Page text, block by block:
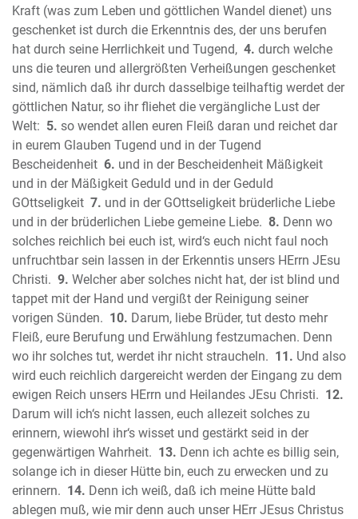
Das Buch Ester
Das Buch Hiob (Ijob)
Der Psalter
Die Sprüche Salomos (Sprichwörter)
Der Prediger Salomo (Kohelet)
Das Hohelied Salomos
Der Prophet Jesaja
Der Prophet Jeremia
Die Klagelieder Jeremias
Der Prophet Hesekiel (Ezechiel)
Der Prophet Daniel
Der Prophet Hosea
Der Prophet Joel
Der Prophet Amos
Der Prophet Obadja
Der Prophet Jona
Der Prophet Micha
Der Prophet Nahum
Der Prophet Habakuk
Der Prophet Zephanja
Der Prophet Haggai
Der Prophet Sacharja
Der Prophet Maleachi
Neues Testament
Kraft (was zum Leben und göttlichen Wandel dienet) uns
geschenket ist durch die Erkenntnis des, der uns berufen
hat durch seine Herrlichkeit und Tugend, 4. durch welche
uns die teuren und allergrößten Verheißungen geschenket
sind, nämlich daß ihr durch dasselbige teilhaftig werdet der
göttlichen Natur, so ihr fliehet die vergängliche Lust der
Welt: 5. so wendet allen euren Fleiß daran und reichet dar
in eurem Glauben Tugend und in der Tugend
Bescheidenheit 6. und in der Bescheidenheit Mäßigkeit
und in der Mäßigkeit Geduld und in der Geduld
GOttseligkeit 7. und in der GOttseligkeit brüderliche Liebe
und in der brüderlichen Liebe gemeine Liebe. 8. Denn wo
solches reichlich bei euch ist, wird‘s euch nicht faul noch
unfruchtbar sein lassen in der Erkenntis unsers HErrn JEsu
Christi. 9. Welcher aber solches nicht hat, der ist blind und
tappet mit der Hand und vergißt der Reinigung seiner
vorigen Sünden. 10. Darum, liebe Brüder, tut desto mehr
Fleiß, eure Berufung und Erwählung festzumachen. Denn
wo ihr solches tut, werdet ihr nicht straucheln. 11. Und also
wird euch reichlich dargereicht werden der Eingang zu dem
ewigen Reich unsers HErrn und Heilandes JEsu Christi. 12.
Darum will ich‘s nicht lassen, euch allezeit solches zu
erinnern, wiewohl ihr‘s wisset und gestärkt seid in der
gegenwärtigen Wahrheit. 13. Denn ich achte es billig sein,
solange ich in dieser Hütte bin, euch zu erwecken und zu
erinnern. 14. Denn ich weiß, daß ich meine Hütte bald
ablegen muß, wie mir denn auch unser HErr JEsus Christus